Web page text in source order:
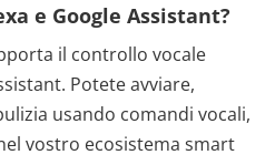
e Google Assistant?
il controllo vocale
Potete avviare,
usando comandi vocali,
vostro ecosistema smart